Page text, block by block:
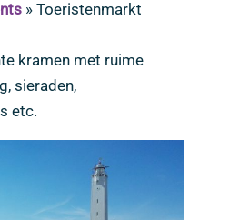
» Toeristenmarkt
kramen met ruime
sieraden,
etc.